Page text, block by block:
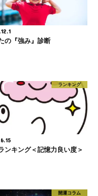
の『強み』診断
ランキング
ンキング＜記憶力良い度＞
開運コラム